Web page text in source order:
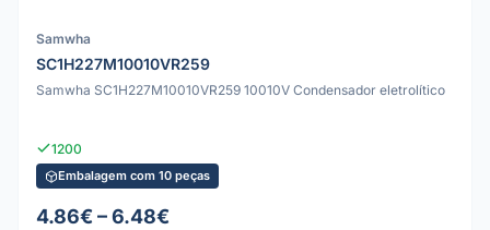
Samwha
SC1H227M10010VR259
Samwha SC1H227M10010VR259 10010V Condensador eletrolítico
1200
Embalagem com 10 peças
4.86€ – 6.48€